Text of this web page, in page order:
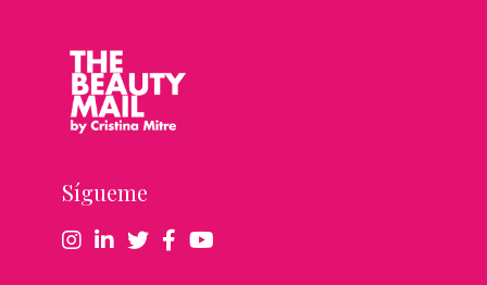
Sígueme